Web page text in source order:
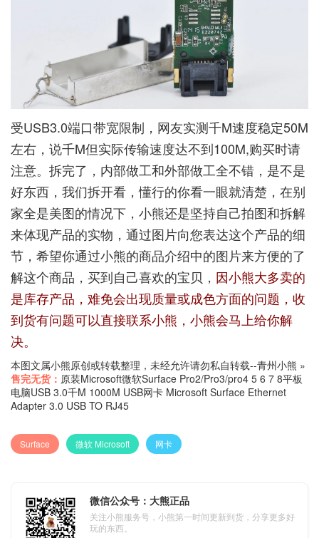
受USB3.0端口带宽限制，网友实测千M速度稳定50M
左右，说千M但实际传输速度达不到100M,购买时请
注意。拆完了，内部做工和外部做工全不错，是不是
好东西，我们拆开看，懂行的你看一眼就清楚，在别
家全是美图的情况下，小熊还是坚持自己拍图和拆解
来体现产品的实物，通过图片向您表达这个产品的细
节，希望你通过小熊的商品介绍中的图片来方便的了
解这个商品，买到自己喜欢的宝贝， 因小熊大多卖的
是库存产品，难免会出现质量或成色方面的问题，收
到货有问题可以直接联系小熊，小熊会马上给你解
决。
本图文属小熊原创或转载整理，未经允许请勿私自转载--青州小熊 »
售完无货： 原装Microsoft微软Surface Pro2/Pro3/pro4 5 6 7 8平板
电脑USB 3.0千M 1000M USB网卡 Microsoft Surface Ethernet
Adapter 3.0 USB TO RJ45
Surface 微软 Microsoft 网卡
微信公众号：大熊正品
关注小熊服务号，小熊第一时间更新到货，分享更多好
玩的东西。